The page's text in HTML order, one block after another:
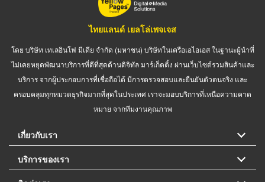
ไทยแลนด์ เยลโล่เพจเจส
โดย บริษัท เทเลอินโฟ มีเดีย จำกัด (มหาชน) บริษัทในเครือเอไอเอส ในฐานะผู้นำที่
ไม่เคยหยุดพัฒนาบริการที่ดีที่สุดด้านดิจิทัล มาร์เก็ตติ้ง ผ่านเว็บไซต์รวมสินค้าและ
บริการ จากผู้ประกอบการที่เชื่อถือได้ มีการตรวจสอบและยืนยันตัวตนจริง และ
ครอบคลุมทุกหมวดธุรกิจมากที่สุดในประเทศ เราจะมอบบริการที่เหนือความคาด
หมาย จากทีมงานคุณภาพ
เกี่ยวกับเรา
บริการของเรา